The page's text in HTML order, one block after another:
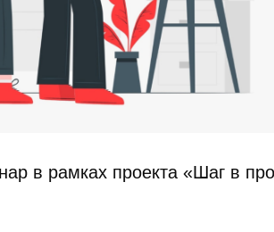
в рамках проекта «Шаг в